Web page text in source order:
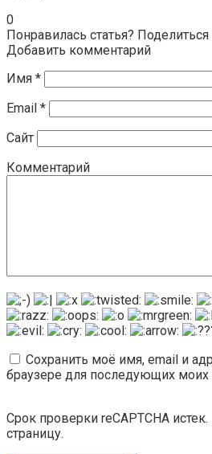
0
Понравилась статья?
Добавить комментарий
Имя *
Email *
Сайт
Комментарий
Сохранить моё имя, email и
браузере для последующих
Срок проверки reCAPTCHA истек.
страницу.